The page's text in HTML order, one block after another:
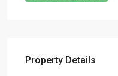
Property Details